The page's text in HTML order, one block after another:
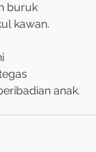
buruk
kawan.
anak.